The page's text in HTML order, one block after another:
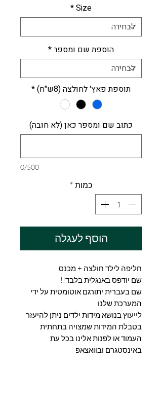
Size
*
הוספת שם ומספר*
תוספת פאץ' לחולצה (8ש"ח) *
כתוב שם ומספר כאן (לא חובה)
0/500
כמות *
הוסף לעגלה
חליפה לילד חולצה + מכנס
שם יודפס באנגלית בלבד!!
שם בעברית יתורגם אוטומטית על ידי
המערכת שלנו
לייעוץ בנושא מידות ילדים ניתן להיעזר
בטבלת המידות שמצויה בתחתית
העמוד או לפנות אלינו בכל עת
באינסטגרם ובוואצאפ